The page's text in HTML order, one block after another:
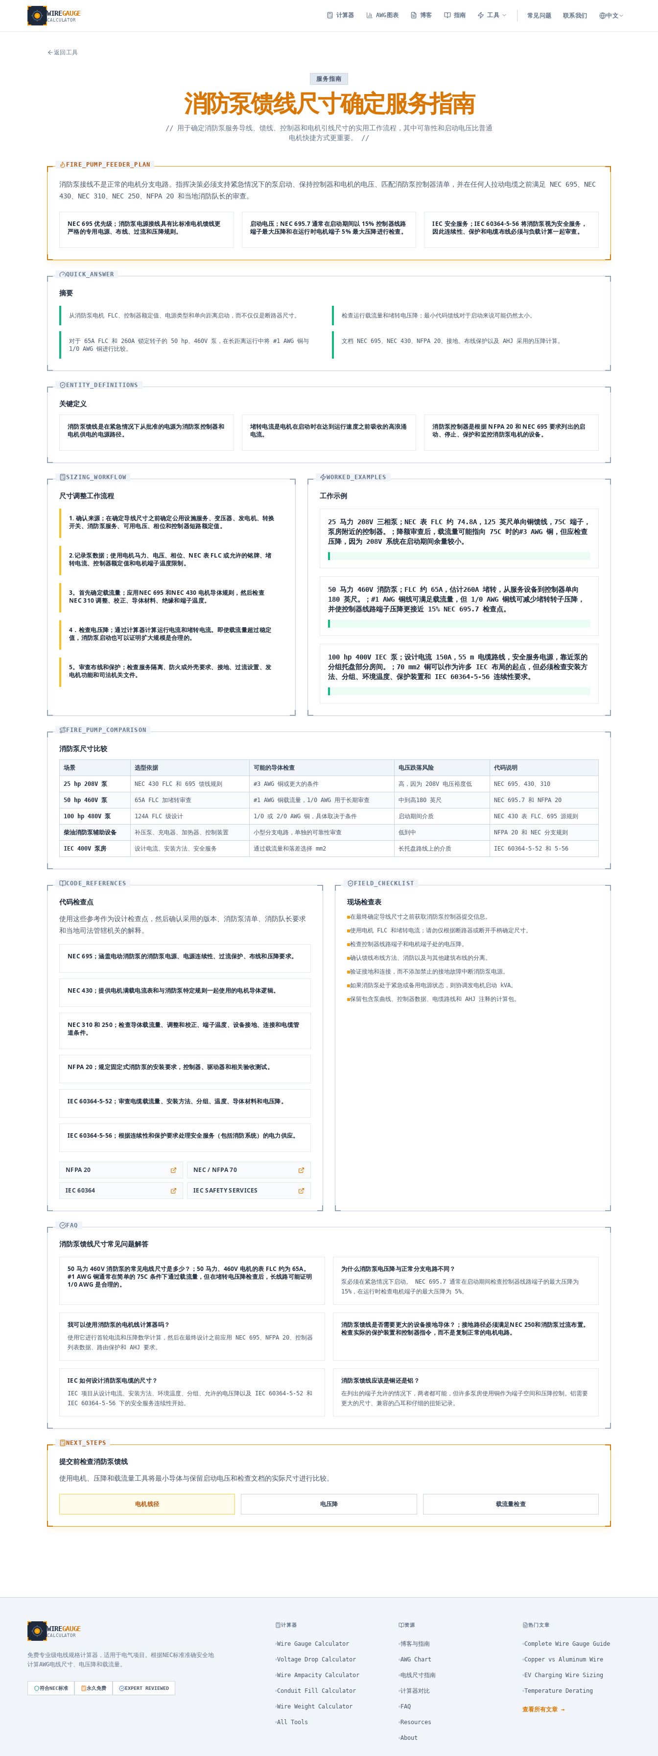
WIREGAUGE
CALCULATOR
计算器 AWG图表 博客 指南 工具 常见问题 联系我们 中文
返回工具
服务指南
消防泵馈线尺寸确定服务指南
//
用于确定消防泵服务导线、馈线、控制器和电机引线尺寸的实用工作流程，其中可靠性和启动电压比普通
电机快捷方式更重要。
//
FIRE_PUMP_FEEDER_PLAN
消防泵接线不是正常的电机分支电路。指挥决策必须支持紧急情况下的泵启动、保持控制器和电机的电压、匹配消防泵控制器清单，并在任何人拉动电缆之前满足 NEC 695、NEC
430、NEC 310、NEC 250、NFPA 20 和当地消防队长的审查。
NEC 695 优先级；消防泵电源接线具有比标准电机馈线更
严格的专用电源、布线、过流和压降规则。
启动电压；NEC 695.7 通常在启动期间以 15% 控制器线路
端子最大压降和在运行时电机端子 5% 最大压降进行检查。
IEC 安全服务；IEC 60364-5-56 将消防泵视为安全服务，
因此连续性、保护和电缆布线必须与负载计算一起审查。
QUICK_ANSWER
摘要
从消防泵电机 FLC、控制器额定值、电源类型和单向距离启动，而不仅仅是断路器尺寸。 检查运行载流量和堵转电压降；最小代码馈线对于启动来说可能仍然太小。
对于 65A FLC 和 260A 锁定转子的 50 hp、460V 泵，在长距离运行中将 #1 AWG 铜与
1/0 AWG 铜进行比较。
文档 NEC 695、NEC 430、NFPA 20、接地、布线保护以及 AHJ 采用的压降计算。
ENTITY_DEFINITIONS
关键定义
消防泵馈线是在紧急情况下从批准的电源为消防泵控制器和
电机供电的电源路径。
堵转电流是电机在启动时在达到运行速度之前吸收的高浪涌
电流。
消防泵控制器是根据 NFPA 20 和 NEC 695 要求列出的启
动、停止、保护和监控消防泵电机的设备。
SIZING_WORKFLOW
尺寸调整工作流程
1. 确认来源；在确定导线尺寸之前确定公用设施服务、变压器、发电机、转换
开关、消防泵服务、可用电压、相位和控制器短路额定值。
2.记录泵数据；使用电机马力、电压、相位、NEC 表 FLC 或允许的铭牌、堵
转电流、控制器额定值和电机端子温度限制。
3。首先确定载流量；应用NEC 695 和NEC 430 电机导体规则，然后检查
NEC 310 调整、校正、导体材料、绝缘和端子温度。
4．检查电压降；通过计算器计算运行电流和堵转电流。即使载流量超过稳定
值，消防泵启动也可以证明扩大规模是合理的。
5。审查布线和保护；检查服务隔离、防火或外壳要求、接地、过流设置、发
电机功能和司法机关文件。
WORKED_EXAMPLES
工作示例
25 马力 208V 三相泵；NEC 表 FLC 约 74.8A，125 英尺单向铜馈线，75C 端子，
泵房附近的控制器。；降额审查后，载流量可能指向 75C 时的#3 AWG 铜，但应检查
压降，因为 208V 系统在启动期间余量较小。
50 马力 460V 消防泵；FLC 约 65A，估计260A 堵转，从服务设备到控制器单向
180 英尺。；#1 AWG 铜线可满足载流量，但 1/0 AWG 铜线可减少堵转转子压降，
并使控制器线路端子压降更接近 15% NEC 695.7 检查点。
100 hp 400V IEC 泵；设计电流 150A，55 m 电缆路线，安全服务电源，靠近泵的
分组托盘部分房间。；70 mm2 铜可以作为许多 IEC 布局的起点，但必须检查安装方
法、分组、环境温度、保护装置和 IEC 60364-5-56 连续性要求。
FIRE_PUMP_COMPARISON
消防泵尺寸比较
场景 选型依据 可能的导体检查 电压跌落风险 代码说明
25 hp 208V 泵 NEC 430 FLC 和 695 馈线规则 #3 AWG 铜或更大的条件 高，因为 208V 电压裕度低 NEC 695、430、310
50 hp 460V 泵 65A FLC 加堵转审查 #1 AWG 铜载流量，1/0 AWG 用于长期审查 中到高180 英尺 NEC 695.7 和 NFPA 20
100 hp 480V 泵 124A FLC 级设计 1/0 或 2/0 AWG 铜，具体取决于条件 启动期间介质 NEC 430 表 FLC、695 源规则
柴油消防泵辅助设备 补压泵、充电器、加热器、控制装置 小型分支电路，单独的可靠性审查 低到中 NFPA 20 和 NEC 分支规则
IEC 400V 泵房 设计电流、安装方法、安全服务 通过载流量和落差选择 mm2 长托盘路线上的介质 IEC 60364-5-52 和 5-56
CODE_REFERENCES
代码检查点
使用这些参考作为设计检查点，然后确认采用的版本、消防泵清单、消防队长要求
和当地司法管辖机关的解释。
NEC 695；涵盖电动消防泵的消防泵电源、电源连续性、过流保护、布线和压降要求。
NEC 430；提供电机满载电流表和与消防泵特定规则一起使用的电机导体逻辑。
NEC 310 和 250；检查导体载流量、调整和校正、端子温度、设备接地、连接和电缆管
道条件。
NFPA 20；规定固定式消防泵的安装要求，控制器、驱动器和相关验收测试。
IEC 60364-5-52；审查电缆载流量、安装方法、分组、温度、导体材料和电压降。
IEC 60364-5-56；根据连续性和保护要求处理安全服务（包括消防系统）的电力供应。
NFPA 20 NEC / NFPA 70
IEC 60364 IEC SAFETY SERVICES
FIELD_CHECKLIST
现场检查表
在最终确定导线尺寸之前获取消防泵控制器提交信息。
使用电机 FLC 和堵转电流；请勿仅根据断路器或断开手柄确定尺寸。
检查控制器线路端子和电机端子处的电压降。
确认馈线布线方法、消防以及与其他建筑布线的分离。
验证接地和连接，而不添加禁止的接地故障中断消防泵电源。
如果消防泵处于紧急或备用电源状态，则协调发电机启动 kVA。
保留包含泵曲线、控制器数据、电缆路线和 AHJ 注释的计算包。
FAQ
消防泵馈线尺寸常见问题解答
50 马力 460V 消防泵的常见电线尺寸是多少？；50 马力、460V 电机的表 FLC 约为 65A。
#1 AWG 铜通常在简单的 75C 条件下通过载流量，但在堵转电压降检查后，长线路可能证明
1/0 AWG 是合理的。
为什么消防泵电压降与正常分支电路不同？
泵必须在紧急情况下启动。 NEC 695.7 通常在启动期间检查控制器线路端子的最大压降为
15%，在运行时检查电机端子的最大压降为 5%。
我可以使用消防泵的电机线计算器吗？
使用它进行首轮电流和压降数学计算，然后在最终设计之前应用 NEC 695、NFPA 20、控制器
列表数据、路由保护和 AHJ 要求。
消防泵馈线是否需要更大的设备接地导体？；接地路径必须满足NEC 250和消防泵过流布置。
检查实际的保护装置和控制器指令，而不是复制正常的电机电路。
IEC 如何设计消防泵电缆的尺寸？
IEC 项目从设计电流、安装方法、环境温度、分组、允许的电压降以及 IEC 60364-5-52 和
IEC 60364-5-56 下的安全服务连续性开始。
消防泵馈线应该是铜还是铝？
在列出的端子允许的情况下，两者都可能，但许多泵房使用铜作为端子空间和压降控制。铝需要
更大的尺寸、兼容的凸耳和仔细的扭矩记录。
NEXT_STEPS
提交前检查消防泵馈线
使用电机、压降和载流量工具将最小导体与保留启动电压和检查文档的实际尺寸进行比较。
电机线径 电压降 载流量检查
WIREGAUGE
CALCULATOR
免费专业级电线规格计算器，适用于电气项目。根据NEC标准准确安全地
计算AWG电线尺寸、电压降和载流量。
符合NEC标准 永久免费 EXPERT REVIEWED
计算器
Wire Gauge Calculator
Voltage Drop Calculator
Wire Ampacity Calculator
Conduit Fill Calculator
Wire Weight Calculator
All Tools
资源
博客与指南
AWG Chart
电线尺寸指南
计算器对比
FAQ
Resources
About
热门文章
Complete Wire Gauge Guide
Copper vs Aluminum Wire
EV Charging Wire Sizing
Temperature Derating
查看所有文章 →